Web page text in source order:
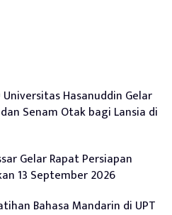
Hasanuddin Gelar
Senam Otak bagi Lansia di
Gelar Rapat Persiapan
13 September 2026
Bahasa Mandarin di UPT